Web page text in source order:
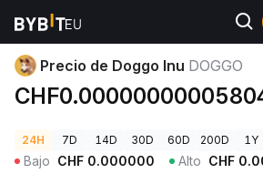
Precios de Criptomonedas Precio de
Precio de Doggo Inu DOGGO
24H 7D 14D 30D 60D 200D 1Y
Bajo CHF 0.000000 Alto CHF